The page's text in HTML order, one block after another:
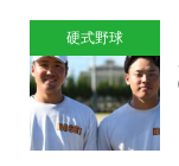
硬式野球